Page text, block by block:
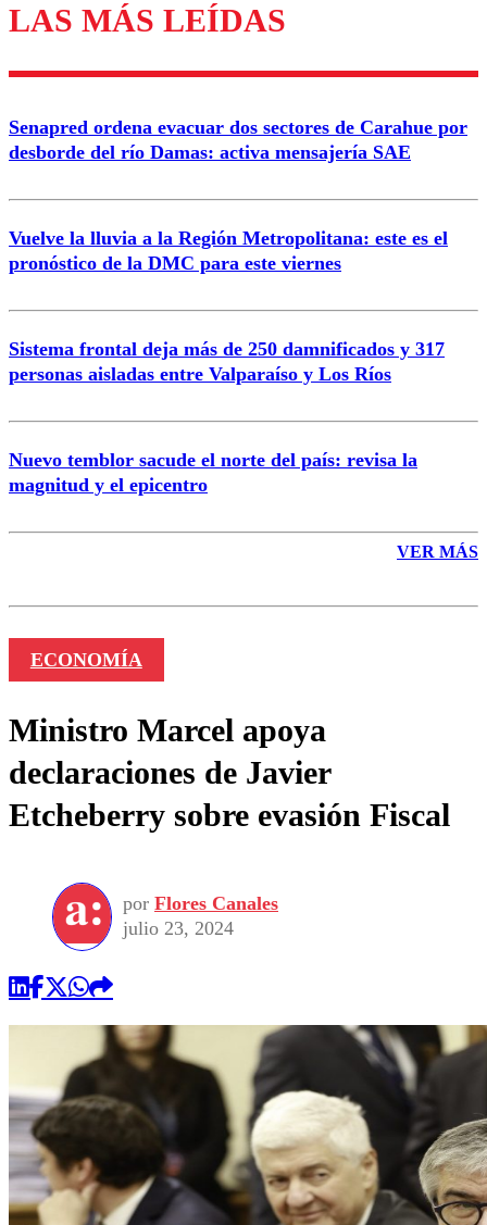
Los comentarios son moderados para garantizar un
diálogo respetuoso.
Nombre
Correo
Enviar comentario
LAS MÁS LEÍDAS
Senapred ordena evacuar dos sectores de Carahue por
desborde del río Damas: activa mensajería SAE
Vuelve la lluvia a la Región Metropolitana: este es el
pronóstico de la DMC para este viernes
Sistema frontal deja más de 250 damnificados y 317
personas aisladas entre Valparaíso y Los Ríos
Nuevo temblor sacude el norte del país: revisa la
magnitud y el epicentro
VER MÁS
ECONOMÍA
Ministro Marcel apoya
declaraciones de Javier
Etcheberry sobre evasión Fiscal
por Flores Canales
julio 23, 2024